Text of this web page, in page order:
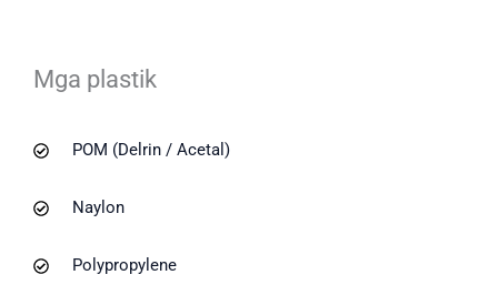
Mga plastik
POM (Delrin / Acetal)
Naylon
Polypropylene